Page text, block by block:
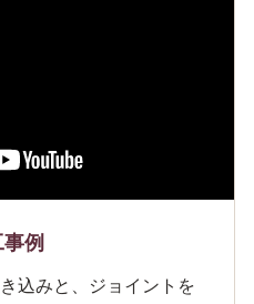
例
込みと、ジョイントを